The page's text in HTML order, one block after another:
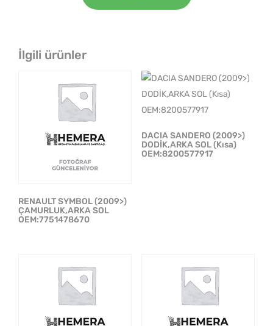
İlgili ürünler
RENAULT SYMBOL (2009>)
ÇAMURLUK,ARKA SOL
OEM:7751478670
DACIA SANDERO (2009>)
DODİK,ARKA SOL (Kısa)
OEM:8200577917